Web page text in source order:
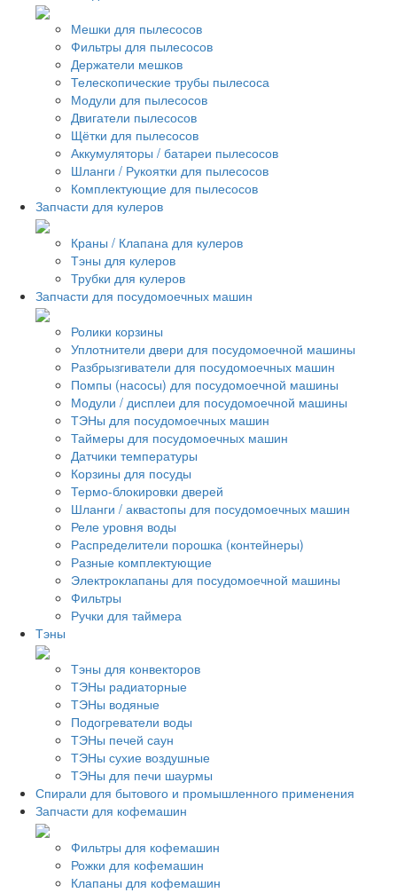
Мешки для пылесосов
Фильтры для пылесосов
Держатели мешков
Телескопические трубы пылесоса
Модули для пылесосов
Двигатели пылесосов
Щётки для пылесосов
Аккумуляторы / батареи пылесосов
Шланги / Рукоятки для пылесосов
Комплектующие для пылесосов
Запчасти для кулеров
Краны / Клапана для кулеров
Тэны для кулеров
Трубки для кулеров
Запчасти для посудомоечных машин
Ролики корзины
Уплотнители двери для посудомоечной машины
Разбрызгиватели для посудомоечных машин
Помпы (насосы) для посудомоечной машины
Модули / дисплеи для посудомоечной машины
ТЭНы для посудомоечных машин
Таймеры для посудомоечных машин
Датчики температуры
Корзины для посуды
Термо-блокировки дверей
Шланги / аквастопы для посудомоечных машин
Реле уровня воды
Распределители порошка (контейнеры)
Разные комплектующие
Электроклапаны для посудомоечной машины
Фильтры
Ручки для таймера
Тэны
Тэны для конвекторов
ТЭНы радиаторные
ТЭНы водяные
Подогреватели воды
ТЭНы печей саун
ТЭНы сухие воздушные
ТЭНы для печи шаурмы
Спирали для бытового и промышленного применения
Запчасти для кофемашин
Фильтры для кофемашин
Рожки для кофемашин
Клапаны для кофемашин